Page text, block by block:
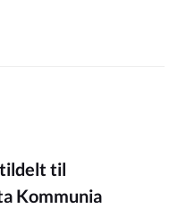
til
Kommunia